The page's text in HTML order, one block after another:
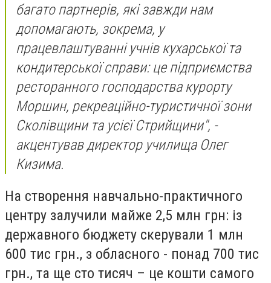
багато партнерів, які завжди нам
допомагають, зокрема, у
працевлаштуванні учнів кухарської та
кондитерської справи: це підприємства
ресторанного господарства курорту
Моршин, рекреаційно-туристичної зони
Сколівщини та усієї Стрийщини", -
акцентував директор училища Олег
Кизима.
На створення навчально-практичного
центру залучили майже 2,5 млн грн: із
державного бюджету скерували 1 млн
600 тис грн., з обласного - понад 700 тис
грн., та ще сто тисяч – це кошти самого